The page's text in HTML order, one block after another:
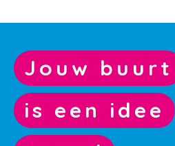
Jouw buurt
is een idee